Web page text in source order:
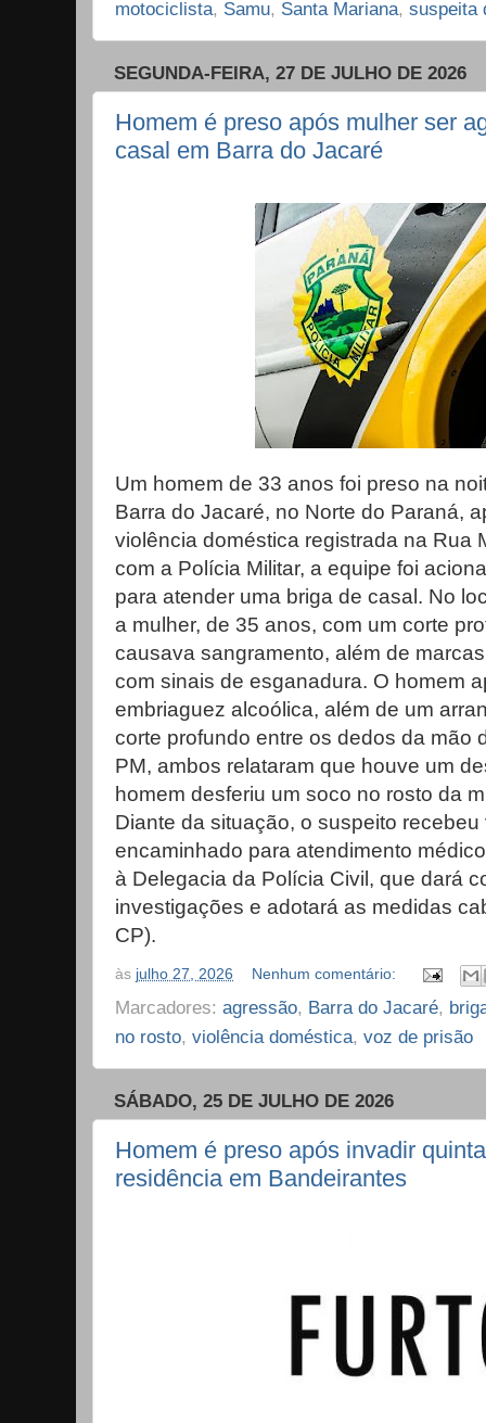
motociclista, Samu, Santa Mariana, suspeita
SEGUNDA-FEIRA, 27 DE JULHO DE 2026
Homem é preso após mulher ser
casal em Barra do Jacaré
Um homem de 33 anos foi preso na
Barra do Jacaré, no Norte do Paraná,
violência doméstica registrada na Rua
com a Polícia Militar, a equipe foi
para atender uma briga de casal. No
a mulher, de 35 anos, com um corte
causava sangramento, além de
com sinais de esganadura. O homem
embriaguez alcoólica, além de um
corte profundo entre os dedos da mão
PM, ambos relataram que houve um
homem desferiu um soco no rosto da
Diante da situação, o suspeito
encaminhado para atendimento
à Delegacia da Polícia Civil, que dará
investigações e adotará as medidas
CP).
às julho 27, 2026 Nenhum comentário:
Marcadores: agressão, Barra do Jacaré,
no rosto, violência doméstica, voz de prisão
SÁBADO, 25 DE JULHO DE 2026
Homem é preso após invadir
residência em Bandeirantes